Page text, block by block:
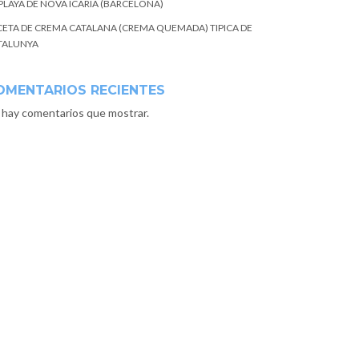
DE NOVA ICARIA (BARCELONA)
DE CREMA CATALANA (CREMA QUEMADA) TIPICA DE
RECIENTES
comentarios que mostrar.